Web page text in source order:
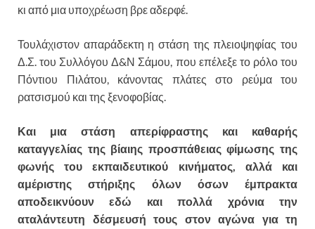
κι από μια υποχρέωση βρε αδερφέ.
Τουλάχιστον απαράδεκτη η στάση της πλειοψηφίας του
Δ.Σ. του Συλλόγου Δ&Ν Σάμου, που επέλεξε το ρόλο του
Πόντιου Πιλάτου, κάνοντας πλάτες στο ρεύμα του
ρατσισμού και της ξενοφοβίας.
Και μια στάση απερίφραστης και καθαρής
καταγγελίας της βίαιης προσπάθειας φίμωσης της
φωνής του εκπαιδευτικού κινήματος, αλλά και
αμέριστης στήριξης όλων όσων έμπρακτα
αποδεικνύουν εδώ και πολλά χρόνια την
αταλάντευτη δέσμευσή τους στον αγώνα για τη